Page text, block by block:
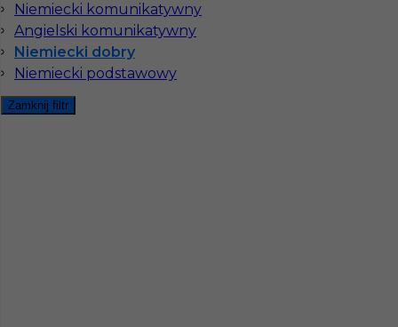
Niemiecki komunikatywny
Angielski komunikatywny
Niemiecki dobry
Niemiecki podstawowy
Zamknij filtr